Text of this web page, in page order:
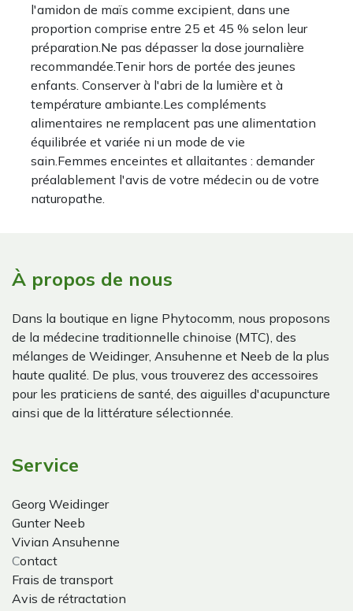
l'amidon de maïs comme excipient, dans une
proportion comprise entre 25 et 45 % selon leur
préparation.Ne pas dépasser la dose journalière
recommandée.Tenir hors de portée des jeunes
enfants. Conserver à l'abri de la lumière et à
température ambiante.Les compléments
alimentaires ne remplacent pas une alimentation
équilibrée et variée ni un mode de vie
sain.Femmes enceintes et allaitantes : demander
préalablement l'avis de votre médecin ou de votre
naturopathe.
À propos de nous
Dans la boutique en ligne Phytocomm, nous proposons
de la médecine traditionnelle chinoise (MTC), des
mélanges de Weidinger, Ansuhenne et Neeb de la plus
haute qualité. De plus, vous trouverez des accessoires
pour les praticiens de santé, des aiguilles d'acupuncture
ainsi que de la littérature sélectionnée.
Service
Georg Weidinger
Gunter Neeb
Vivian Ansuhenne
Contact
Frais de transport
Avis de rétractation